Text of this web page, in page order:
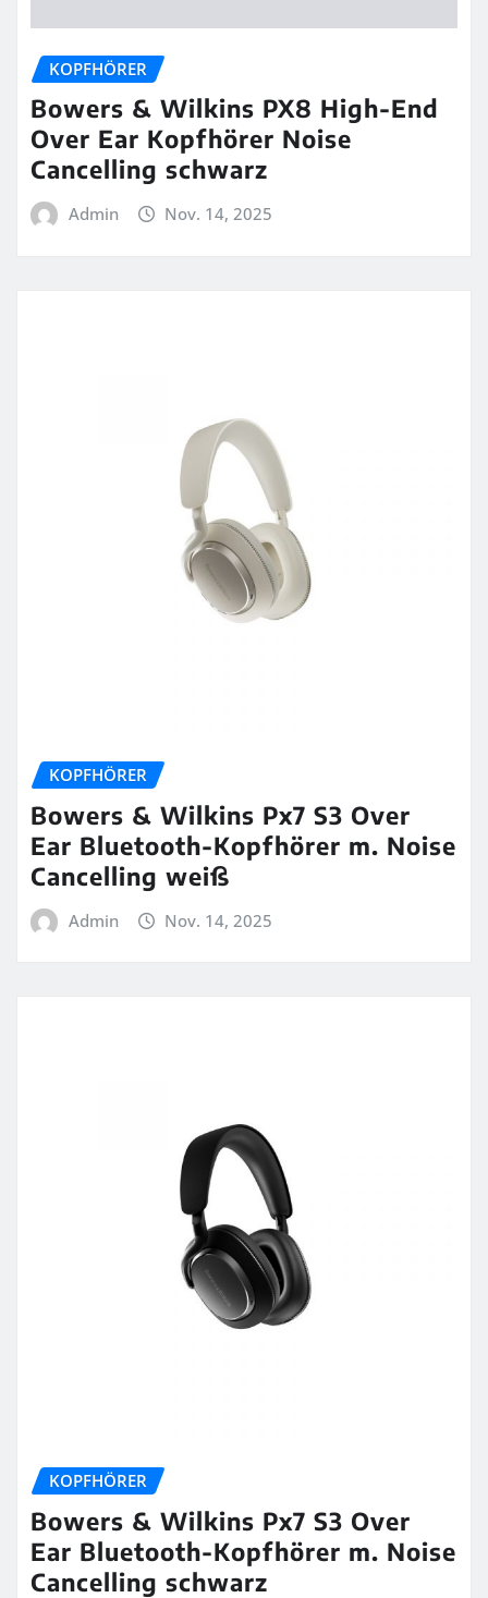
KOPFHÖRER
Bowers & Wilkins PX8 High-End
Over Ear Kopfhörer Noise
Cancelling schwarz
Admin Nov. 14, 2025
KOPFHÖRER
Bowers & Wilkins Px7 S3 Over
Ear Bluetooth-Kopfhörer m. Noise
Cancelling weiß
Admin Nov. 14, 2025
KOPFHÖRER
Bowers & Wilkins Px7 S3 Over
Ear Bluetooth-Kopfhörer m. Noise
Cancelling schwarz